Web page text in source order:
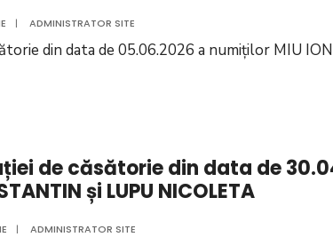
| ADMINISTRATOR SITE
din data de 05.06.2026 a numiților MIU
de căsătorie din data de
și LUPU NICOLETA
| ADMINISTRATOR SITE